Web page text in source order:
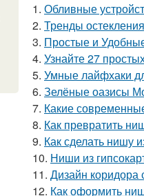
1. Обливные
2. Тренды
3. Простые и
4. Узнайте 27
5. Умные лайфхаки
6. Зелёные оазисы
7. Какие
8. Как превратить
9. Как сделать нишу
10. Ниши из
11. Дизайн коридора
12. Как оформить